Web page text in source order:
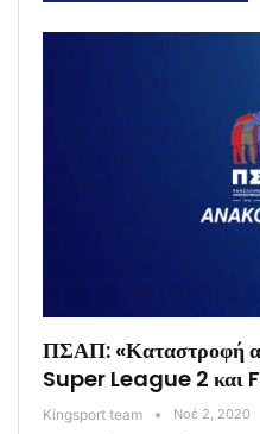
ΠΣΑΠ: «Καταστροφή
Super League 2
Kingsport team Νοέ 2, 2020